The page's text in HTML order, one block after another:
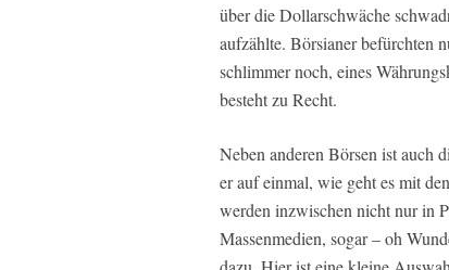
über die Dollarschwäche
aufzählte. Börsianer befürchten
schlimmer noch, eines
besteht zu Recht.
Neben anderen Börsen ist auch
er auf einmal, wie geht es mit
werden inzwischen nicht nur in
Massenmedien, sogar – oh